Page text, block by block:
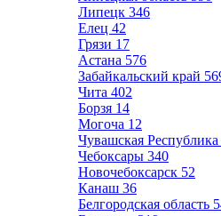
Липецк 346
Елец 42
Грязи 17
Астана 576
Забайкальский край
Чита 402
Борзя 14
Могоча 12
Чувашская
Чебоксары 340
Новочебоксарск 52
Канаш 36
Белгородская область